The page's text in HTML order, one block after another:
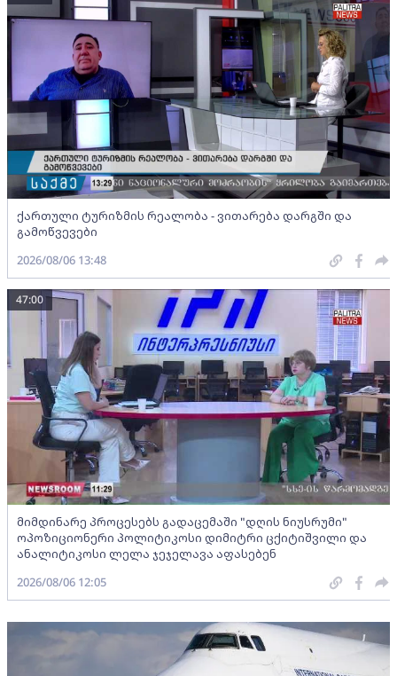
ქართული ტურიზმის რეალობა - ვითარება დარგში და
გამოწვევები
2026/08/06 13:48
მიმდინარე პროცესებს გადაცემაში "დღის ნიუსრუმი"
ოპოზიციონერი პოლიტიკოსი დიმიტრი ცქიტიშვილი და
ანალიტიკოსი ლელა ჯეჯელავა აფასებენ
47:00
2026/08/06 12:05